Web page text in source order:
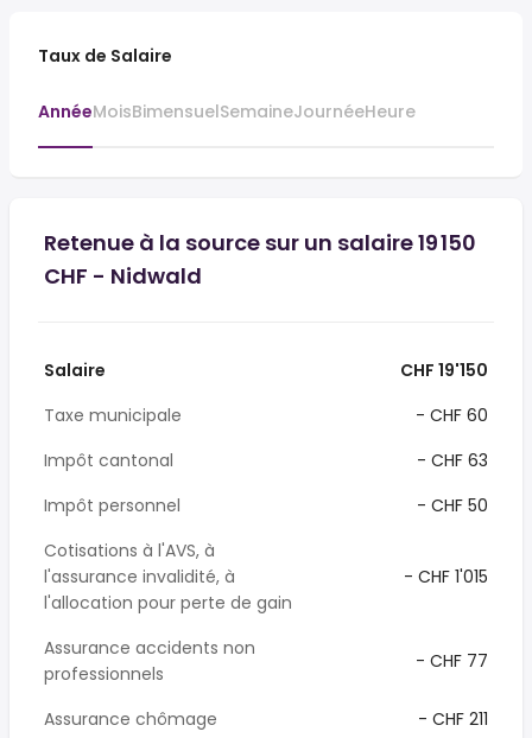
Taux de Salaire
AnnéeMoisBimensuelSemaineJournéeHeure
Retenue à la source sur un salaire 19 150
CHF - Nidwald
Salaire
CHF 19'150
Taxe municipale
- CHF 60
Impôt cantonal
- CHF 63
Impôt personnel
- CHF 50
Cotisations à l'AVS, à
l'assurance invalidité, à
l'allocation pour perte de gain
- CHF 1'015
Assurance accidents non
professionnels
- CHF 77
Assurance chômage - CHF 211